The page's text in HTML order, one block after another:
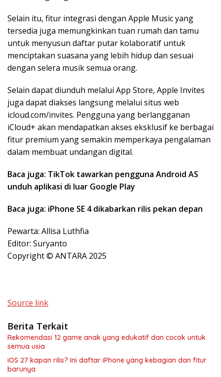
Selain itu, fitur integrasi dengan Apple Music yang
tersedia juga memungkinkan tuan rumah dan tamu
untuk menyusun daftar putar kolaboratif untuk
menciptakan suasana yang lebih hidup dan sesuai
dengan selera musik semua orang.
Selain dapat diunduh melalui App Store, Apple Invites
juga dapat diakses langsung melalui situs web
icloud.com/invites. Pengguna yang berlangganan
iCloud+ akan mendapatkan akses eksklusif ke berbagai
fitur premium yang semakin memperkaya pengalaman
dalam membuat undangan digital.
Baca juga: TikTok tawarkan pengguna Android AS
unduh aplikasi di luar Google Play
Baca juga: iPhone SE 4 dikabarkan rilis pekan depan
Pewarta: Allisa Luthfia
Editor: Suryanto
Copyright © ANTARA 2025
Source link
Berita Terkait
Rekomendasi 12 game anak yang edukatif dan cocok untuk
semua usia
iOS 27 kapan rilis? Ini daftar iPhone yang kebagian dan fitur
barunya